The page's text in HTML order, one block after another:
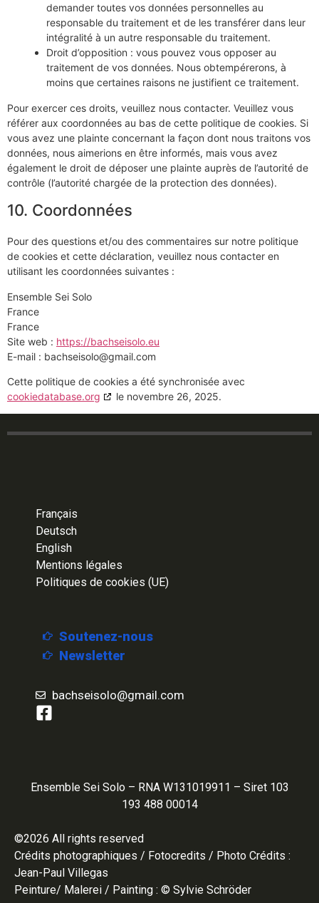
demander toutes vos données personnelles au
responsable du traitement et de les transférer dans leur
intégralité à un autre responsable du traitement.
Droit d’opposition : vous pouvez vous opposer au
traitement de vos données. Nous obtempérerons, à
moins que certaines raisons ne justifient ce traitement.
Pour exercer ces droits, veuillez nous contacter. Veuillez vous
référer aux coordonnées au bas de cette politique de cookies. Si
vous avez une plainte concernant la façon dont nous traitons vos
données, nous aimerions en être informés, mais vous avez
également le droit de déposer une plainte auprès de l’autorité de
contrôle (l’autorité chargée de la protection des données).
10. Coordonnées
Pour des questions et/ou des commentaires sur notre politique
de cookies et cette déclaration, veuillez nous contacter en
utilisant les coordonnées suivantes :
Ensemble Sei Solo
France
France
Site web : https://bachseisolo.eu
E-mail : bachseisolo@gmail.com
Cette politique de cookies a été synchronisée avec
cookiedatabase.org
le novembre 26, 2025.
Français
Deutsch
English
Mentions légales
Politiques de cookies (UE)
Soutenez-nous
Newsletter
bachseisolo@gmail.com
Ensemble Sei Solo – RNA W131019911 – Siret 103
193 488 00014
©2026 All rights reserved
Crédits photographiques / Fotocredits / Photo Crédits :
Jean-Paul Villegas
Peinture/ Malerei / Painting : © Sylvie Schröder